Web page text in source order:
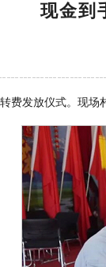
现金到
费发放仪式。现